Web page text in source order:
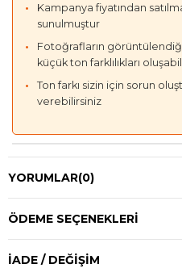
Kampanya fiyatından
sunulmuştur
Fotoğrafların
küçük ton farklılıkları
Ton farkı sizin için sorun
verebilirsiniz
YORUMLAR(0)
ÖDEME SEÇENEKLERI
İADE / DEĞIŞIM